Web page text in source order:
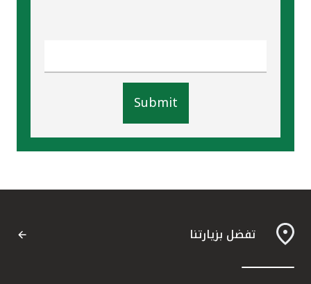
Submit
تفضل بزيارتنا